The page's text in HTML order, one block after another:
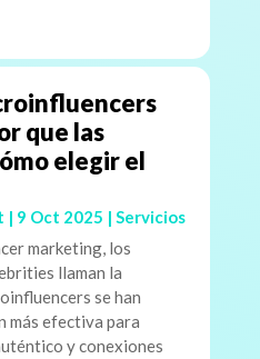
que las
elegir el
| 9 Oct 2025 | Servicios
marketing, los
llaman la
se han
más efectiva para
y conexiones